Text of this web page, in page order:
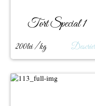
Tort Special 1
200lei / kg